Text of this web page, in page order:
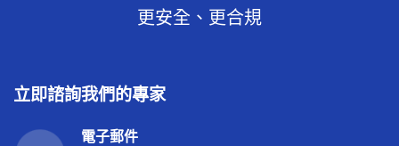
更安全、更合規
立即諮詢我們的專家
電子郵件